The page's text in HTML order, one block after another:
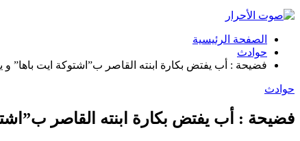
الصفحة الرئيسية
حوادث
فضيحة : أب يفتض بكارة ابنته القاصر ب”اشتوكة ايت باها” و
حوادث
فضيحة : أب يفتض بكارة ابنته القاصر